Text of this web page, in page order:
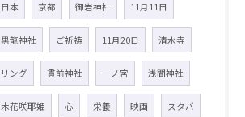
日本 京都 御岩神社 11月11日
黒龍神社 ご祈祷 11月20日 清水寺
リング 貫前神社 一ノ宮 浅間神社
木花咲耶姫 心 栄養 映画 スタバ